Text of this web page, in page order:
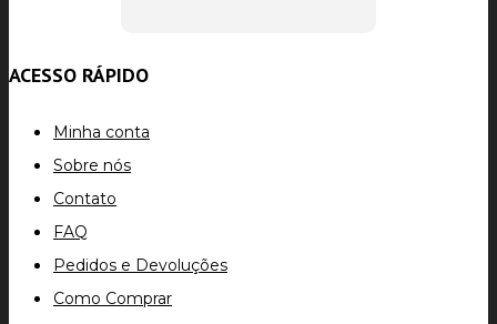
ACESSO RÁPIDO
Minha conta
Sobre nós
Contato
FAQ
Pedidos e Devoluções
Como Comprar